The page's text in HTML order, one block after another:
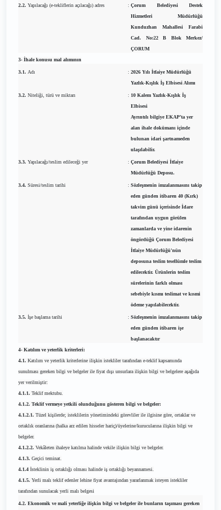
2.2. Yapılacağı (e-tekliflerin açılacağı) adres : Çorum Belediyesi Destek
Hizmetleri Müdürlüğü
Kunduzhan Mahallesi Farabi
Cad. No:22 B Blok Merkez/
ÇORUM
3- İhale konusu mal alımının
3.1. Adı : 2026 Yılı İtfaiye Müdürlüğü
Yazlık-Kışlık İş Elbisesi Alımı
3.2. Niteliği, türü ve miktarı : 10 Kalem Yazlık-Kışlık İş
Elbisesi
Ayrıntılı bilgiye EKAP’ta yer
alan ihale dokümanı içinde
bulunan idari şartnameden
ulaşılabilir.
3.3. Yapılacağı/teslim edileceği yer : Çorum Belediyesi İtfaiye
Müdürlüğü Deposu.
3.4. Süresi/teslim tarihi : Sözleşmenin imzalanmasını takip
eden günden itibaren 40 (Kırk)
takvim günü içerisinde İdare
tarafından uygun görülen
zamanlarda ve yine idarenin
öngördüğü Çorum Belediyesi
İtfaiye Müdürlüğü'nün
deposuna teslim tesellümle teslim
edilecektir. Ürünlerin teslim
sürelerinin farklı olması
sebebiyle kısmı teslimat ve kısmi
ödeme yapılabilecektir.
3.5. İşe başlama tarihi : Sözleşmenin imzalanmasını takip
eden günden itibaren işe
başlanacaktır
4- Katılım ve yeterlik kriterleri:
4.1. Katılım ve yeterlik kriterlerine ilişkin istekliler tarafından e-teklif kapsamında
sunulması gereken bilgi ve belgeler ile fiyat dışı unsurlara ilişkin bilgi ve belgelere aşağıda
yer verilmiştir:
4.1.1. Teklif mektubu.
4.1.2. Teklif vermeye yetkili olunduğunu gösteren bilgi ve belgeler:
4.1.2.1. Tüzel kişilerde; isteklilerin yönetimindeki görevliler ile ilgisine göre, ortaklar ve
ortaklık oranlarına (halka arz edilen hisseler hariç)/üyelerine/kurucularına ilişkin bilgi ve
belgeler.
4.1.2.2. Vekâleten ihaleye katılma halinde vekile ilişkin bilgi ve belgeler.
4.1.3. Geçici teminat.
4.1.4 İsteklinin iş ortaklığı olması halinde iş ortaklığı beyannamesi.
4.1.5. Yerli malı teklif edenler lehine fiyat avantajından yararlanmak isteyen istekliler
tarafından sunulacak yerli malı belgesi
4.2. Ekonomik ve mali yeterliğe ilişkin bilgi ve belgeler ile bunların taşıması gereken